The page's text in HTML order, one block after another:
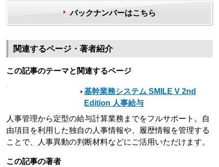
バックナンバーはこちら
関連するページ・著者紹介
この記事のテーマと関連するページ
基幹業務システム SMILE V 2nd
Edition 人事給与
人事管理から定型の給与計算業務までをフルサポート。自
由項目を利用した独自の人事情報や、履歴情報を管理する
ことで、人事異動の判断材料などにご活用いただけます。
この記事の著者